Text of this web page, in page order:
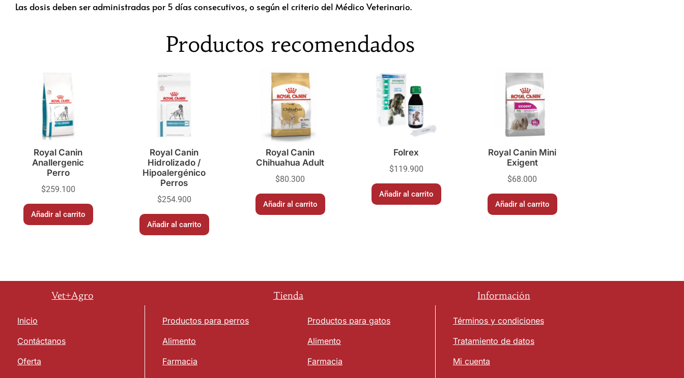
Las dosis deben ser administradas por 5 días consecutivos, o según el criterio del Médico Veterinario.
Productos recomendados
Royal Canin
Anallergenic
Perro
$259.100
Añadir al carrito
Royal Canin
Hidrolizado /
Hipoalergénico
Perros
$254.900
Añadir al carrito
Royal Canin
Chihuahua Adult
$80.300
Añadir al carrito
Folrex
$119.900
Añadir al carrito
Royal Canin Mini
Exigent
$68.000
Añadir al carrito
Vet+Agro Tienda Información
Inicio
Contáctanos
Oferta
Productos para perros
Alimento
Farmacia
Productos para gatos
Alimento
Farmacia
Términos y condiciones
Tratamiento de datos
Mi cuenta